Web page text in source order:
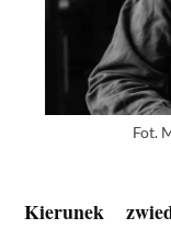
Fot.
Kierunek